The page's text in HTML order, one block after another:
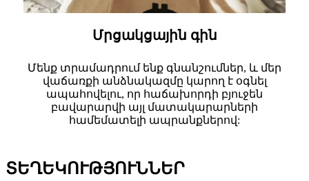
Մրցակցային գին
Մենք տրամադրում ենք գնանշումներ, և մեր
վաճառքի անձնակազմը կարող է օգնել
ապահովելու, որ հաճախորդի բյուջեն
բավարարվի այլ մատակարարների
համեմատելի ապրանքներով:
ՏԵՂԵԿՈՒԹՅՈՒՆՆԵՐ